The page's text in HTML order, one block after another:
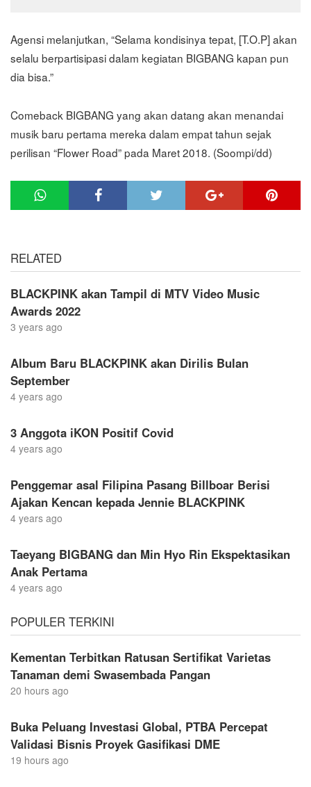
Agensi melanjutkan, “Selama kondisinya tepat, [T.O.P] akan
selalu berpartisipasi dalam kegiatan BIGBANG kapan pun
dia bisa.”
Comeback BIGBANG yang akan datang akan menandai
musik baru pertama mereka dalam empat tahun sejak
perilisan “Flower Road” pada Maret 2018. (Soompi/dd)
RELATED
BLACKPINK akan Tampil di MTV Video Music
Awards 2022
3 years ago
Album Baru BLACKPINK akan Dirilis Bulan
September
4 years ago
3 Anggota iKON Positif Covid
4 years ago
Penggemar asal Filipina Pasang Billboar Berisi
Ajakan Kencan kepada Jennie BLACKPINK
4 years ago
Taeyang BIGBANG dan Min Hyo Rin Ekspektasikan
Anak Pertama
4 years ago
POPULER TERKINI
Kementan Terbitkan Ratusan Sertifikat Varietas
Tanaman demi Swasembada Pangan
20 hours ago
Buka Peluang Investasi Global, PTBA Percepat
Validasi Bisnis Proyek Gasifikasi DME
19 hours ago